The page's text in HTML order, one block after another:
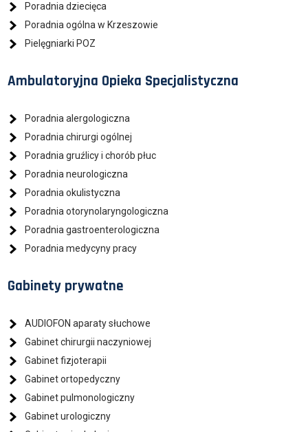
Poradnia dziecięca
Poradnia ogólna w Krzeszowie
Pielęgniarki POZ
Ambulatoryjna Opieka Specjalistyczna
Poradnia alergologiczna
Poradnia chirurgi ogólnej
Poradnia gruźlicy i chorób płuc
Poradnia neurologiczna
Poradnia okulistyczna
Poradnia otorynolaryngologiczna
Poradnia gastroenterologiczna
Poradnia medycyny pracy
Gabinety prywatne
AUDIOFON aparaty słuchowe
Gabinet chirurgii naczyniowej
Gabinet fizjoterapii
Gabinet ortopedyczny
Gabinet pulmonologiczny
Gabinet urologiczny